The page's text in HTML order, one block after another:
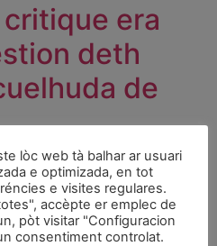
critique era
deth
de
lòc web tà balhar ar usuari
e optimizada, en tot
e visites regulares.
accèpte er emplec de
pòt visitar "Configuracion
consentiment controlat.